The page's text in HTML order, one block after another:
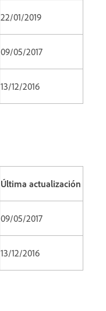
22/01/2019
09/05/2017
13/12/2016
Última actualización
09/05/2017
13/12/2016